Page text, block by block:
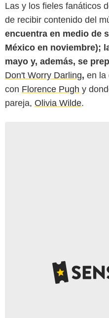
Las y los fieles fanáticos
de recibir contenido del
encuentra en medio de
México en noviembre);
mayo y, además, se
Don't Worry Darling, en la
con Florence Pugh y
pareja, Olivia Wilde.